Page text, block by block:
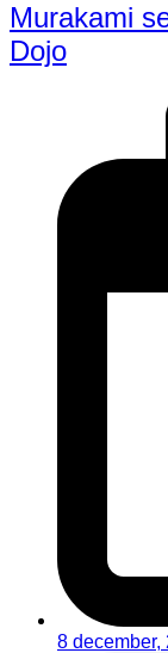
Murakami
Dojo
8 december,